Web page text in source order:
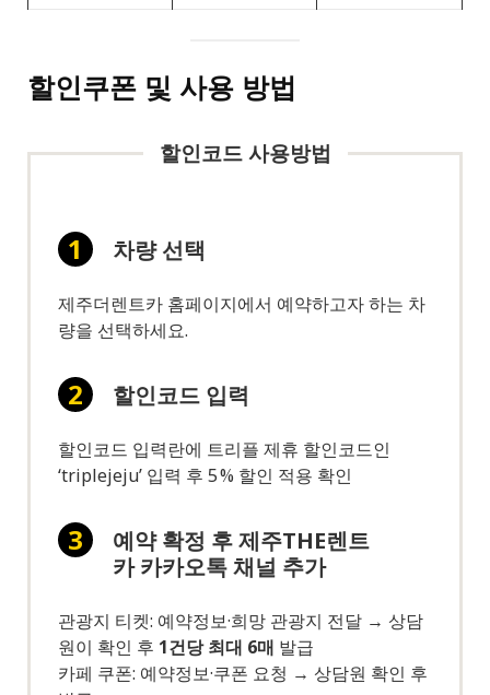
할인쿠폰 및 사용 방법
할인코드 사용방법
차량 선택
제주더렌트카 홈페이지에서 예약하고자 하는 차
량을 선택하세요.
할인코드 입력
할인코드 입력란에 트리플 제휴 할인코드인
‘triplejeju’ 입력 후 5 % 할인 적용 확인
예약 확정 후제주THE렌트
카 카카오톡 채널 추가
관광지 티켓: 예약정보·희망 관광지 전달 → 상담
원이 확인 후 1건당 최대 6매 발급
카페 쿠폰: 예약정보·쿠폰 요청 → 상담원 확인 후